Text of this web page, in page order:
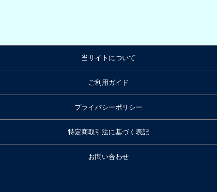
当サイトについて
ご利用ガイド
プライバシーポリシー
特定商取引法に基づく表記
お問い合わせ